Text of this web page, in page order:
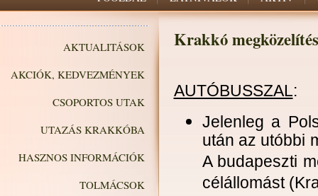
AKTUALITÁSOK
AKCIÓK, KEDVEZMÉNYEK
CSOPORTOS UTAK
UTAZÁS KRAKKÓBA
HASZNOS INFORMÁCIÓK
TOLMÁCSOK
Krakkó
AUTÓBUSSZAL:
Jelenleg a
után az utóbbi
A budapeszti
célállomást